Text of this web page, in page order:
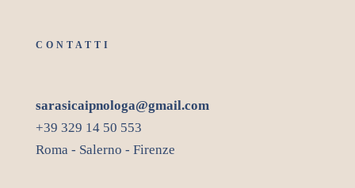
CONTATTI
sarasicaipnologa@gmail.com
+39 329 14 50 553
Roma - Salerno - Firenze